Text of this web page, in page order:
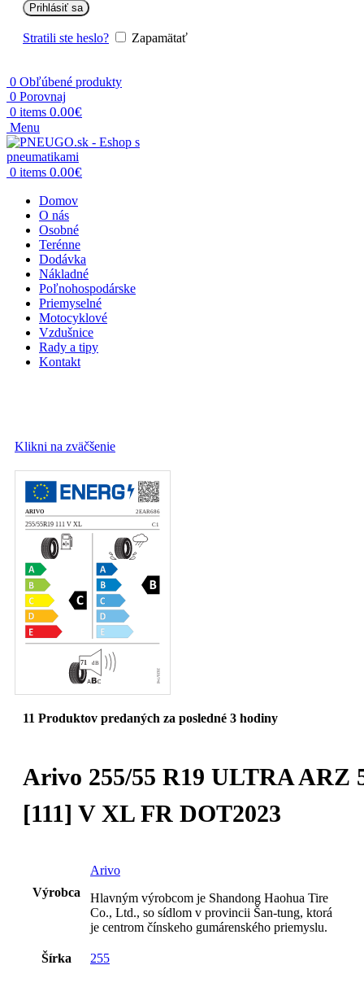
Prihlásiť sa
Stratili ste heslo? Zapamätať
0 Obľúbené produkty
0 Porovnaj
0 items 0.00€
Menu
0 items 0.00€
Domov
O nás
Osobné
Terénne
Dodávka
Nákladné
Poľnohospodárske
Priemyselné
Motocyklové
Vzdušnice
Rady a tipy
Kontakt
Klikni na zväčšenie
11 Produktov predaných za posledné 3 hodiny
Arivo 255/55 R19 ULTRA ARZ
[111] V XL FR DOT2023
Výrobca
Arivo
Hlavným výrobcom je Shandong Haohua Tire
Co., Ltd., so sídlom v provincii Šan-tung, ktorá
je centrom čínskeho gumárenského priemyslu.
Šírka 255